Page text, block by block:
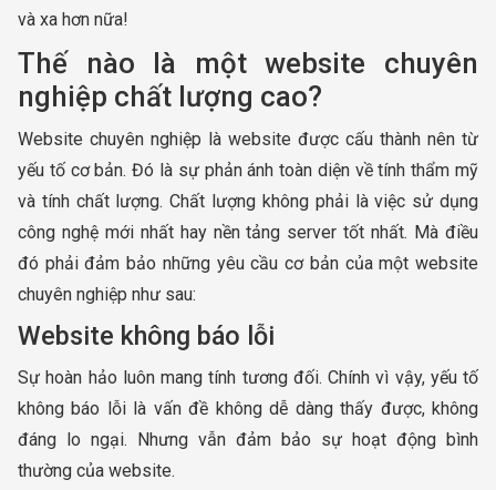
và xa hơn nữa!
Thế nào là một website chuyên
nghiệp chất lượng cao?
Website chuyên nghiệp là website được cấu thành nên từ
yếu tố cơ bản. Đó là sự phản ánh toàn diện về tính thẩm mỹ
và tính chất lượng. Chất lượng không phải là việc sử dụng
công nghệ mới nhất hay nền tảng server tốt nhất. Mà điều
đó phải đảm bảo những yêu cầu cơ bản của một website
chuyên nghiệp như sau:
Website không báo lỗi
Sự hoàn hảo luôn mang tính tương đối. Chính vì vậy, yếu tố
không báo lỗi là vấn đề không dễ dàng thấy được, không
đáng lo ngại. Nhưng vẫn đảm bảo sự hoạt động bình
thường của website.